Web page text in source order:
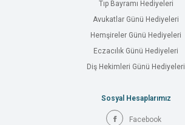
Tıp Bayramı Hediyeleri
Avukatlar Günü Hediyeleri
Hemşireler Günü Hediyeleri
Eczacılık Günü Hediyeleri
Diş Hekimleri Günü Hediyeleri
Sosyal Hesaplarımız
Facebook